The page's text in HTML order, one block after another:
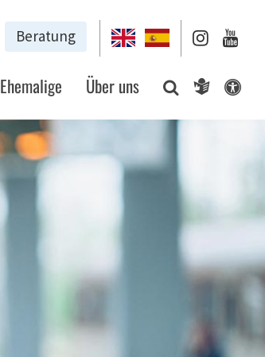
Beratung
Ehemalige Über uns